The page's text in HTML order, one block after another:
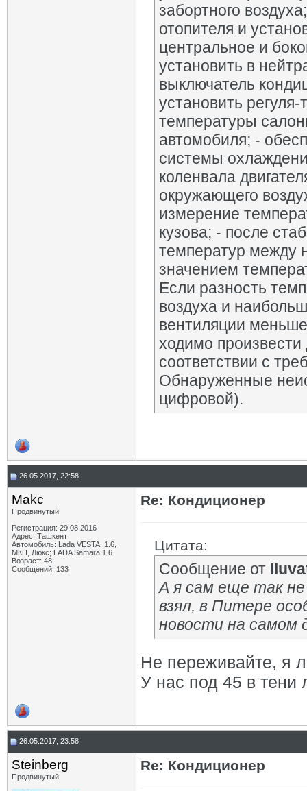
забортного
отопителя и
центральное и
установить в
выключатель
установить
температуры
автомобиля; -
системы
коленвала
окружающего
измерение
кузова; - после
температур между
значением
Если разность
воздуха и
вентиляции
ходимо
соответствии с
Обнаруженные
цифровой).
26.05.2017, 22:58
Makc
Продвинутый
Регистрация: 29.08.2016
Адрес: Ташкент
Автомобиль: Lada VESTA, 1.6,
МКП, Люкс; LADA Samara 1.6
Возраст: 48
Сообщений: 133
Re: Кондиционер
Цитата:
Сообщение от
А я сам еще так не
взял, в Питере
новости на самом
Не переживайте, я
У нас под 45 в тени
26.05.2017, 23:58
Steinberg
Продвинутый
Re: Кондиционер